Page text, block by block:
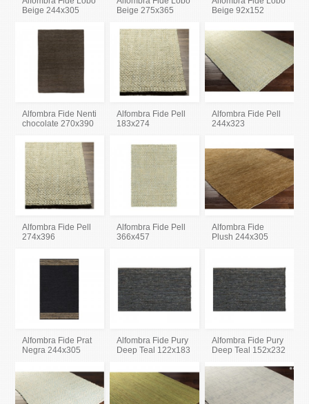
Beige 244x305
Beige 275x365
Beige 92x152
Alfombra Fide Nenti
chocolate 270x390
Alfombra Fide Pell
183x274
Alfombra Fide Pell
244x323
Alfombra Fide Pell
274x396
Alfombra Fide Pell
366x457
Alfombra Fide
Plush 244x305
Alfombra Fide Prat
Negra 244x305
Alfombra Fide Pury
Deep Teal 122x183
Alfombra Fide Pury
Deep Teal 152x232